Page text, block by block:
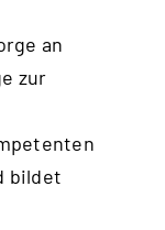
an
zur
bildet